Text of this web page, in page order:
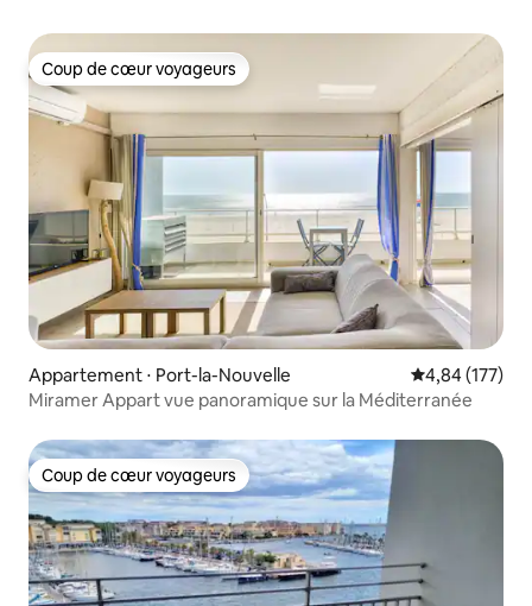
Coup de cœur voyageurs
Coup de cœur voyageurs
Appartement ⋅ Port-la-Nouvelle Évaluation
4,84 (177)
Miramer Appart vue panoramique sur la Méditerranée
Coup de cœur voyageurs
Coup de cœur voyageurs